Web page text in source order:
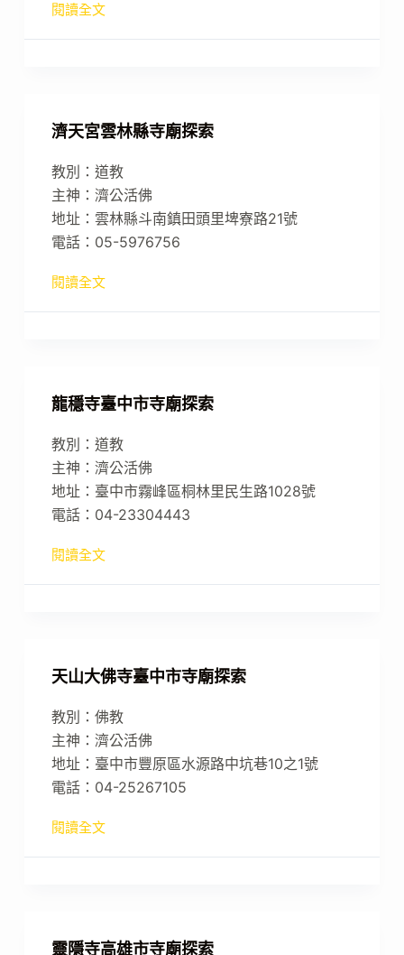
閱讀全文
濟天宮雲林縣寺廟探索
教別：道教
主神：濟公活佛
地址：雲林縣斗南鎮田頭里埤寮路21號
電話：05-5976756
閱讀全文
龍穩寺臺中市寺廟探索
教別：道教
主神：濟公活佛
地址：臺中市霧峰區桐林里民生路1028號
電話：04-23304443
閱讀全文
天山大佛寺臺中市寺廟探索
教別：佛教
主神：濟公活佛
地址：臺中市豐原區水源路中坑巷10之1號
電話：04-25267105
閱讀全文
靈隱寺高雄市寺廟探索